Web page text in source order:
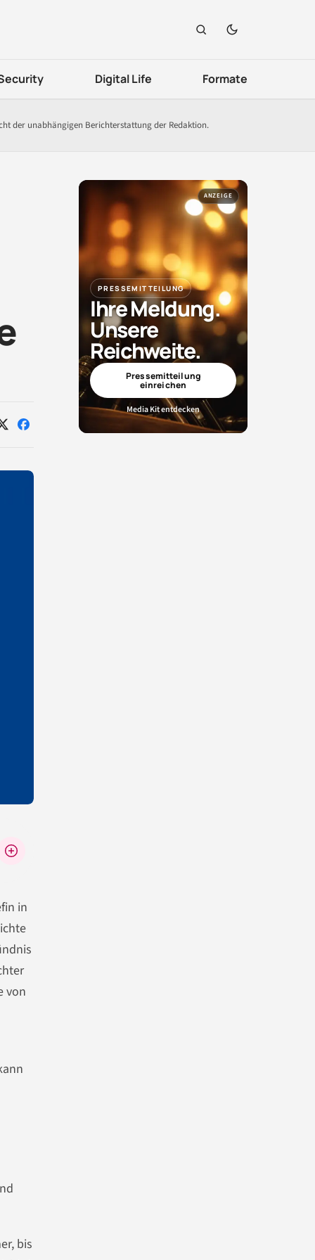
Digital Life Formate
der unabhängigen Berichterstattung der Redaktion.
Auf Auf
in
von
bis
ANZEIGE
PRESSEMITTEILUNG
Ihre Meldung.
Unsere
Reichweite.
Pressemitteilung
einreichen
Media Kit entdecken